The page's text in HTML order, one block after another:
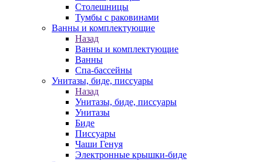
Столешницы
Тумбы с раковинами
Ванны и комплектующие
Назад
Ванны и комплектующие
Ванны
Спа-бассейны
Унитазы, биде, писсуары
Назад
Унитазы, биде, писсуары
Унитазы
Биде
Писсуары
Чаши Генуя
Электронные крышки-биде